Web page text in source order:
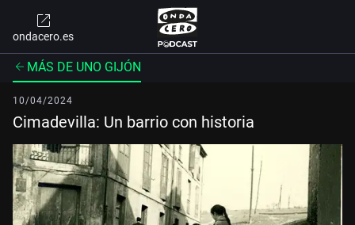
ondacero.es
MÁS DE UNO GIJÓN
10/04/2024
Cimadevilla: Un barrio con historia